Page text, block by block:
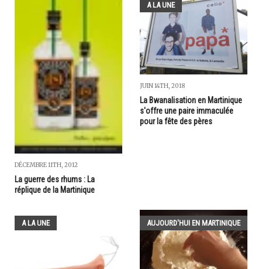
DÉCEMBRE 11TH, 2012
La guerre des rhums : La
réplique de la Martinique
A LA UNE
JUIN 14TH, 2018
La Bwanalisation en Martinique
s'offre une paire immaculée
pour la fête des pères
A LA UNE AUJOURD'HUI EN MARTINIQUE